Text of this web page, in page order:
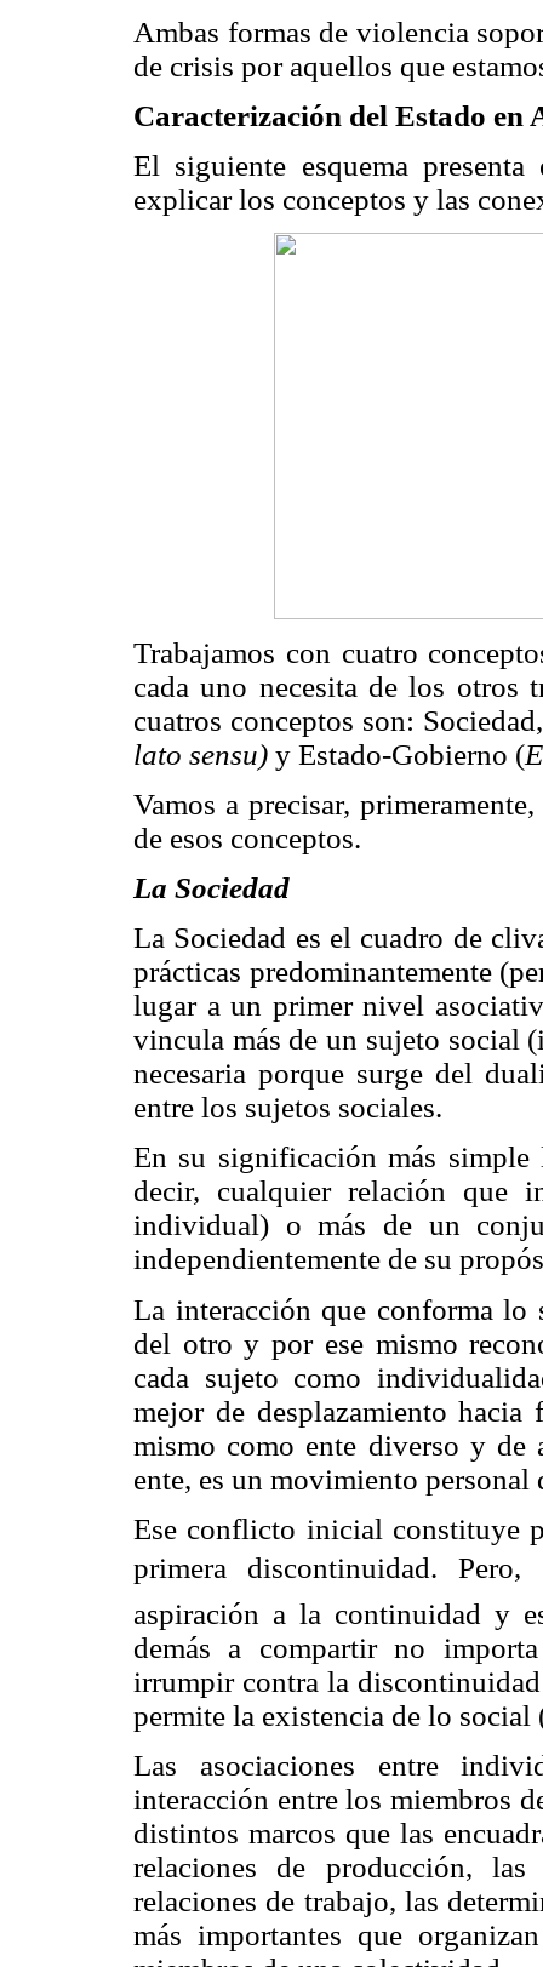
Ambas formas de violencia
de crisis por aquellos que
Caracterización del Estado en
El siguiente esquema
explicar los conceptos y las
Trabajamos con cuatro
cada uno necesita de los otros
cuatros conceptos son:
lato sensu) y Estado-Gobierno (
Vamos a precisar,
de esos conceptos.
La Sociedad
La Sociedad es el cuadro de
prácticas predominantemente
lugar a un primer nivel
vincula más de un sujeto social
necesaria porque surge del
entre los sujetos sociales.
En su significación más
decir, cualquier relación que
individual) o más de un
independientemente de su
La interacción que conforma lo
del otro y por ese mismo
cada sujeto como
mejor de desplazamiento hacia
mismo como ente diverso y de
ente, es un movimiento
Ese conflicto inicial constituye
primera discontinuidad.
aspiración a la continuidad y
demás a compartir no
irrumpir contra la
permite la existencia de lo
Las asociaciones entre
interacción entre los miembros
distintos marcos que las
relaciones de producción,
relaciones de trabajo, las
más importantes que